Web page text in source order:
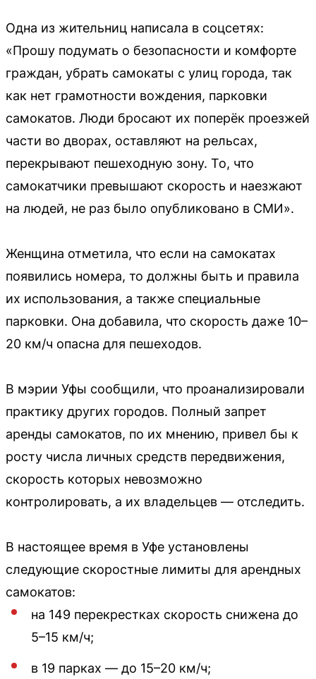
Одна из жительниц написала в соцсетях:
«Прошу подумать о безопасности и комфорте
граждан, убрать самокаты с улиц города, так
как нет грамотности вождения, парковки
самокатов. Люди бросают их поперёк проезжей
части во дворах, оставляют на рельсах,
перекрывают пешеходную зону. То, что
самокатчики превышают скорость и наезжают
на людей, не раз было опубликовано в СМИ».
Женщина отметила, что если на самокатах
появились номера, то должны быть и правила
их использования, а также специальные
парковки. Она добавила, что скорость даже 10–
20 км/ч опасна для пешеходов.
В мэрии Уфы сообщили, что проанализировали
практику других городов. Полный запрет
аренды самокатов, по их мнению, привел бы к
росту числа личных средств передвижения,
скорость которых невозможно
контролировать, а их владельцев — отследить.
В настоящее время в Уфе установлены
следующие скоростные лимиты для арендных
самокатов:
на 149 перекрестках скорость снижена до
5–15 км/ч;
в 19 парках — до 15–20 км/ч;